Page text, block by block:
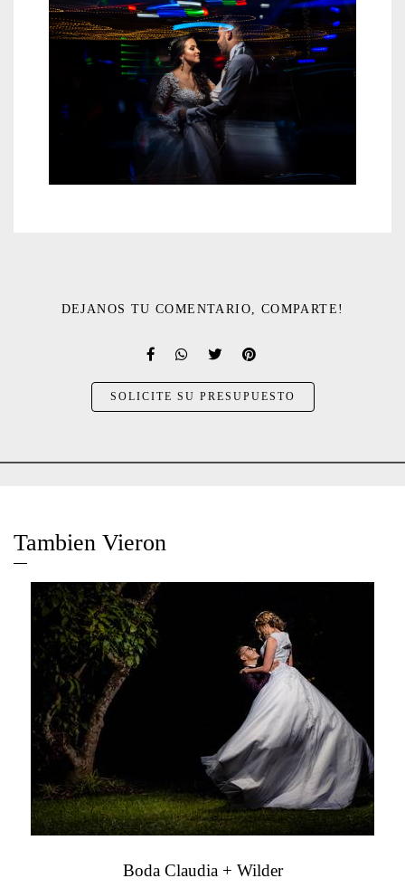
DEJANOS TU COMENTARIO, COMPARTE!
SOLICITE SU PRESUPUESTO
Tambien Vieron
Boda Claudia + Wilder